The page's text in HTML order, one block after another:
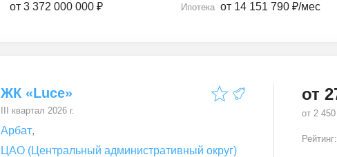
от 3 372 000 000 ₽ Ипотека от 14 151 790 ₽/мес
ЖК «Luce»
III квартал 2026 г.
Арбат,
ЦАО (Центральный административный округ)
от
от 2
Рейтинг: